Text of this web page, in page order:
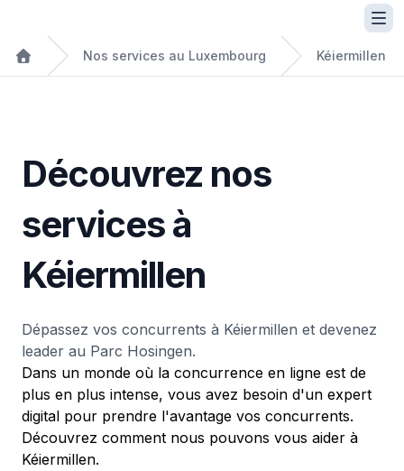
Nos services au Luxembourg Kéiermillen
Découvrez nos
services à
Kéiermillen
Dépassez vos concurrents à Kéiermillen et devenez
leader au Parc Hosingen.
Dans un monde où la concurrence en ligne est de
plus en plus intense, vous avez besoin d'un expert
digital pour prendre l'avantage vos concurrents.
Découvrez comment nous pouvons vous aider à
Kéiermillen.